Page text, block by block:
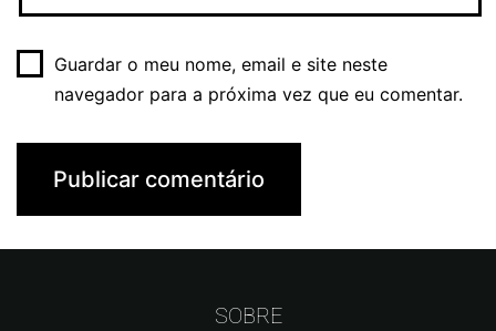
Guardar o meu nome, email e site neste
navegador para a próxima vez que eu comentar.
SOBRE